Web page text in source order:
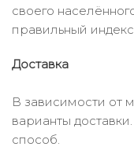
своего
правильный
Доставка
В зависимости от
варианты
способ.